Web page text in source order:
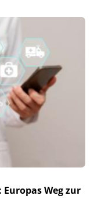
Weg zur